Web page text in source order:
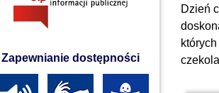
Dzień
Zapewnianie dostępności